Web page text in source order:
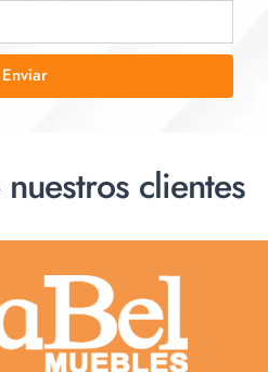
Enviar
clientes